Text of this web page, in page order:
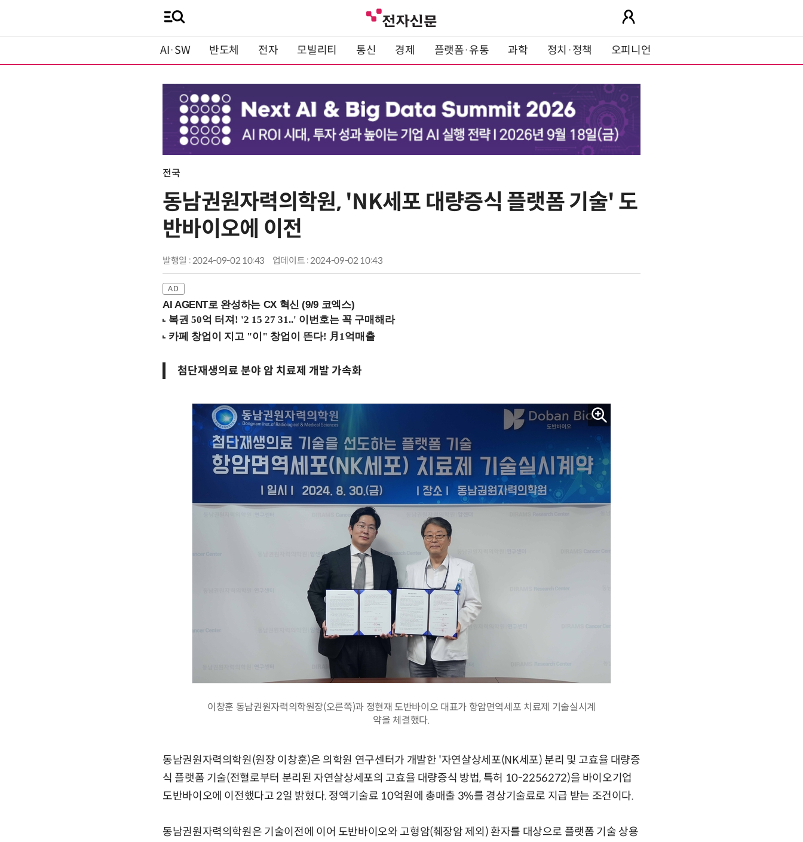
AI·SW 반도체 전자 모빌리티 통신 경제 플랫폼·유통 과학 정치·정책 오피니언
전국
동남권원자력의학원, 'NK세포 대량증식 플랫폼 기술' 도
반바이오에 이전
발행일 : 2024-09-02 10:43 업데이트 : 2024-09-02 10:43
AI AGENT로 완성하는 CX 혁신 (9/9 코엑스)
첨단재생의료 분야 암 치료제 개발 가속화
이창훈 동남권원자력의학원장(오른쪽)과 정현재 도반바이오 대표가 항암면역세포 치료제 기술실시계
약을 체결했다.
동남권원자력의학원(원장 이창훈)은 의학원 연구센터가 개발한 '자연살상세포(NK세포) 분리 및 고효율 대량증
식 플랫폼 기술(전혈로부터 분리된 자연살상세포의 고효율 대량증식 방법, 특허 10-2256272)을 바이오기업
도반바이오에 이전했다고 2일 밝혔다. 정액기술료 10억원에 총매출 3%를 경상기술료로 지급 받는 조건이다.
동남권원자력의학원은 기술이전에 이어 도반바이오와 고형암(췌장암 제외) 환자를 대상으로 플랫폼 기술 상용